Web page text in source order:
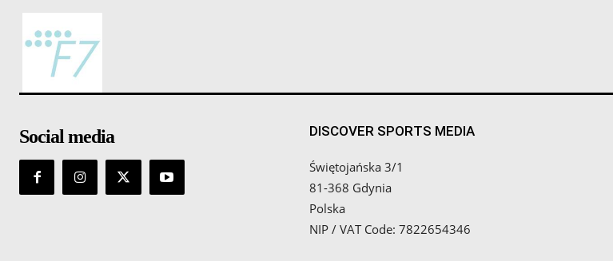
Social media DISCOVER SPORTS MEDIA
Świętojańska 3/1
81-368 Gdynia
Polska
NIP / VAT Code: 7822654346